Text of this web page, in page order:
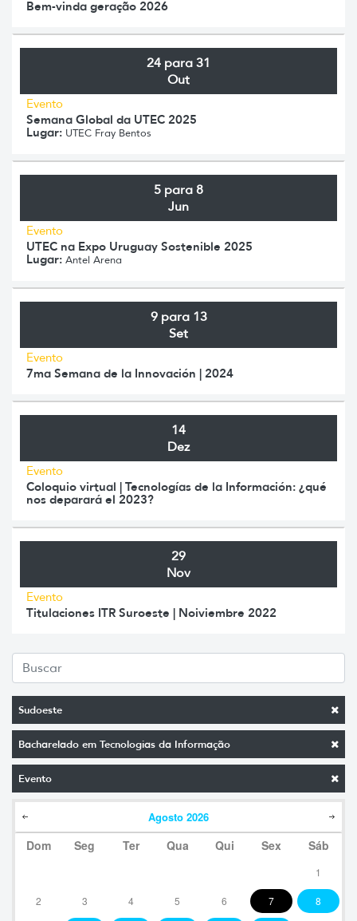
Sudoeste
Bacharelado em Tecnologias da Informação
Evento
Agosto 2026
Dom Seg Ter Qua Qui Sex Sáb
1
2 3 4 5 6 7 8
Bem-vinda geração 2026
24 para 31
Out
Evento
Semana Global da UTEC 2025
Lugar: UTEC Fray Bentos
5 para 8
Jun
Evento
UTEC na Expo Uruguay Sostenible 2025
Lugar: Antel Arena
9 para 13
Set
Evento
7ma Semana de la Innovación | 2024
14
Dez
Evento
Coloquio virtual | Tecnologías de la Información: ¿qué
nos deparará el 2023?
29
Nov
Evento
Titulaciones ITR Suroeste | Noiviembre 2022